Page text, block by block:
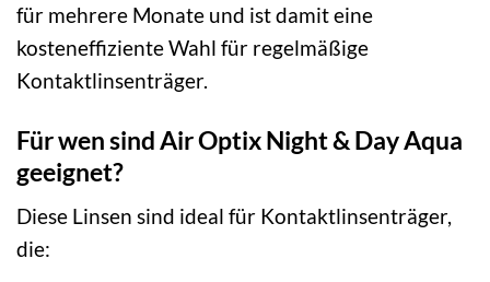
für mehrere Monate und ist damit eine
kosteneffiziente Wahl für regelmäßige
Kontaktlinsenträger.
Für wen sind Air Optix Night & Day Aqua
geeignet?
Diese Linsen sind ideal für Kontaktlinsenträger,
die: